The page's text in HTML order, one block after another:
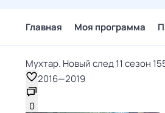
Главная Моя программа
Мухтар. Новый след 11 сезон
2016—2019
0